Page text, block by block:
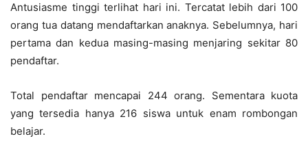
Antusiasme tinggi terlihat hari ini. Tercatat lebih dari 100
orang tua datang mendaftarkan anaknya. Sebelumnya, hari
pertama dan kedua masing-masing menjaring sekitar 80
pendaftar.
Total pendaftar mencapai 244 orang. Sementara kuota
yang tersedia hanya 216 siswa untuk enam rombongan
belajar.